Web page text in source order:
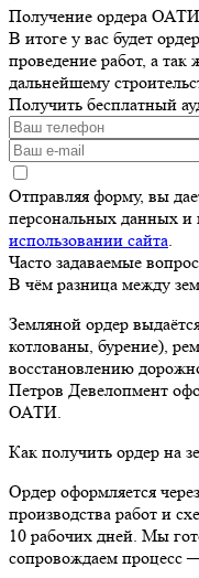
Получение ордера ОАТИ
В итоге у вас будет
проведение работ, а так
дальнейшему
Получить бесплатный
Отправляя форму, вы
персональных данных и
использовании сайта
Часто задаваемые
В чём разница между
Земляной ордер
котлованы, бурение),
восстановлению
Петров Девелопмент
ОАТИ.
Как получить ордер на
Ордер оформляется
производства работ и
10 рабочих дней. Мы
сопровождаем процесс